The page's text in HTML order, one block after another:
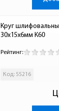
Круг
30х15х6мм К60
Рейтинг:
Код: 55216